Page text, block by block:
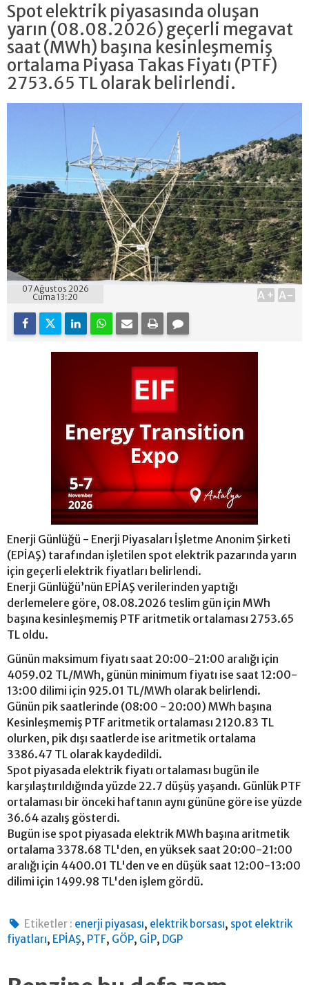
Spot elektrik piyasasında oluşan
yarın (08.08.2026) geçerli megavat
saat (MWh) başına kesinleşmemiş
ortalama Piyasa Takas Fiyatı (PTF)
2753.65 TL olarak belirlendi.
07 Ağustos 2026
Cuma 13:20
A+ A-
Enerji Günlüğü - Enerji Piyasaları İşletme Anonim Şirketi
(EPİAŞ) tarafından işletilen spot elektrik pazarında yarın
için geçerli elektrik fiyatları belirlendi.
Enerji Günlüğü’nün EPİAŞ verilerinden yaptığı
derlemelere göre, 08.08.2026 teslim gün için MWh
başına kesinleşmemiş PTF aritmetik ortalaması 2753.65
TL oldu.
Günün maksimum fiyatı saat 20:00-21:00 aralığı için
4059.02 TL/MWh, günün minimum fiyatı ise saat 12:00-
13:00 dilimi için 925.01 TL/MWh olarak belirlendi.
Günün pik saatlerinde (08:00 - 20:00) MWh başına
Kesinleşmemiş PTF aritmetik ortalaması 2120.83 TL
olurken, pik dışı saatlerde ise aritmetik ortalama
3386.47 TL olarak kaydedildi.
Spot piyasada elektrik fiyatı ortalaması bugün ile
karşılaştırıldığında yüzde 22.7 düşüş yaşandı. Günlük PTF
ortalaması bir önceki haftanın aynı gününe göre ise yüzde
36.64 azalış gösterdi.
Bugün ise spot piyasada elektrik MWh başına aritmetik
ortalama 3378.68 TL'den, en yüksek saat 20:00-21:00
aralığı için 4400.01 TL'den ve en düşük saat 12:00-13:00
dilimi için 1499.98 TL'den işlem gördü.
Etiketler : enerji piyasası, elektrik borsası, spot elektrik
fiyatları, EPİAŞ, PTF, GÖP, GİP, DGP